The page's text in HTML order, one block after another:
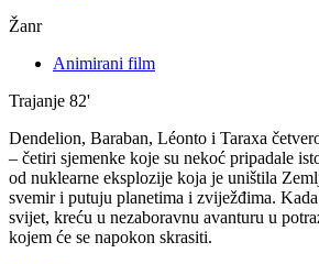
Žanr
Animirani film
Trajanje 82'
Dendelion, Baraban, Léonto i Taraxa
– četiri sjemenke koje su nekoć pripadale
od nuklearne eksplozije koja je uništila
svemir i putuju planetima i zviježđima.
svijet, kreću u nezaboravnu avanturu u
kojem će se napokon skrasiti.